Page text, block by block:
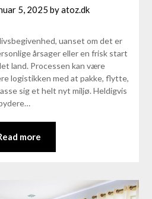
5, 2025 byatoz.dk
uanset om det er
årsager eller en frisk start
land. Processen kan være
logistikken med at pakke, flytte,
sig et helt nyt miljø. Heldigvis
more